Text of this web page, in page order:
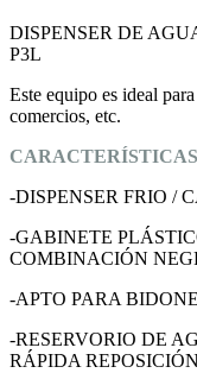
DISPENSER DE
P3L
Este equipo es ideal
comercios, etc.
CARACTERÍSTICAS
-DISPENSER FRIO /
-GABINETE
COMBINACIÓN
-APTO PARA
-RESERVORIO DE
RÁPIDA REPOSICIÓN